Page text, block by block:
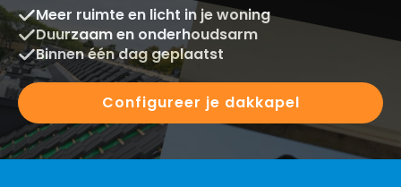
Meer ruimte en licht in je woning
Duurzaam en onderhoudsarm
Binnen één dag geplaatst
Configureer je dakkapel